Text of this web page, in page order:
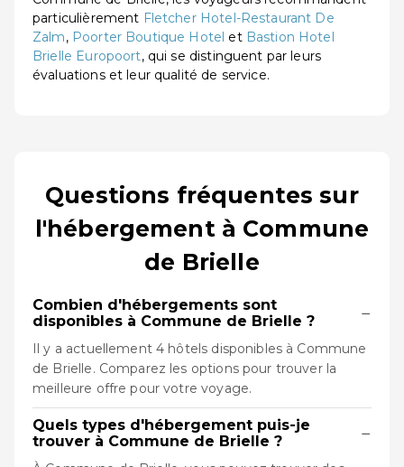
particulièrement Fletcher Hotel-Restaurant De
Zalm, Poorter Boutique Hotel et Bastion Hotel
Brielle Europoort, qui se distinguent par leurs
évaluations et leur qualité de service.
Questions fréquentes sur
l'hébergement à Commune
de Brielle
Combien d'hébergements sont
disponibles à Commune de Brielle ?
−
Il y a actuellement 4 hôtels disponibles à Commune
de Brielle. Comparez les options pour trouver la
meilleure offre pour votre voyage.
Quels types d'hébergement puis-je
trouver à Commune de Brielle ?
−